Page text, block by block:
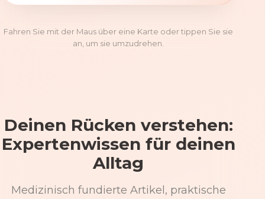
Fahren Sie mit der Maus über eine Karte oder tippen Sie sie
an, um sie umzudrehen.
Deinen Rücken verstehen:
Expertenwissen für deinen
Alltag
Medizinisch fundierte Artikel, praktische